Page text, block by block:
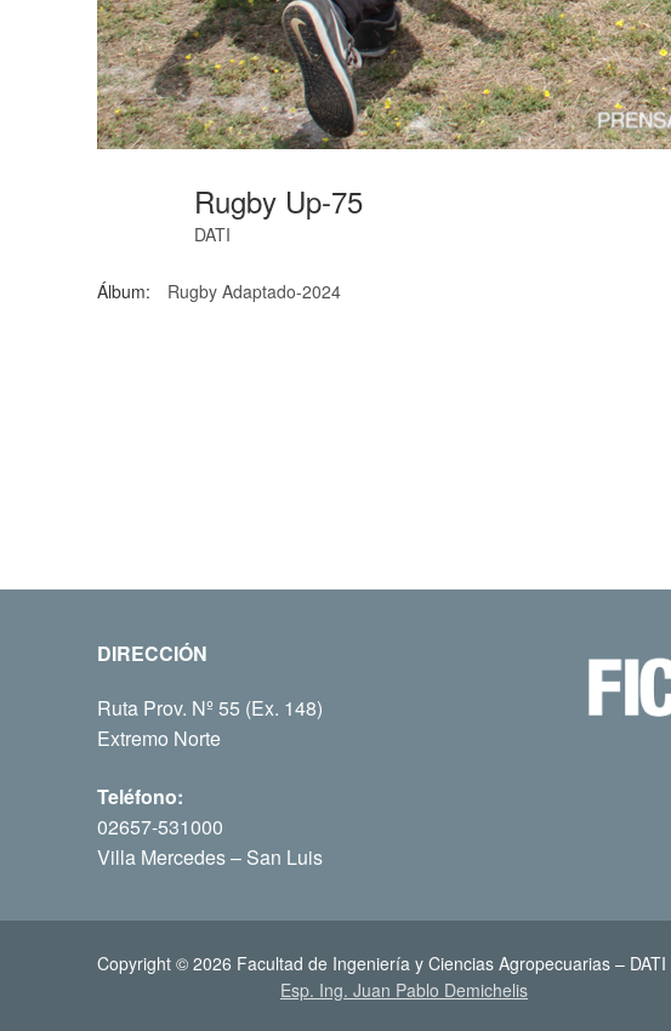
Rugby Up-75
DATI
Álbum: Rugby Adaptado-2024
DIRECCIÓN
Ruta Prov. Nº 55 (Ex. 148)
Extremo Norte
Teléfono:
02657-531000
Villa Mercedes – San Luis
Copyright © 2026 Facultad de Ingeniería y Ciencias Agropecuarias – DATI
Esp. Ing. Juan Pablo Demichelis